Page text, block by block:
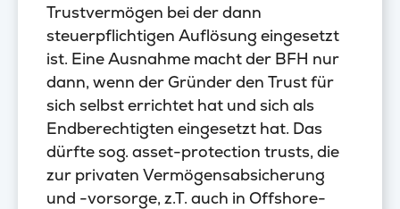
Trustvermögen bei der dann
steuerpflichtigen Auflösung eingesetzt
ist. Eine Ausnahme macht der BFH nur
dann, wenn der Gründer den Trust für
sich selbst errichtet hat und sich als
Endberechtigten eingesetzt hat. Das
dürfte sog. asset-protection trusts, die
zur privaten Vermögensabsicherung
und -vorsorge, z.T. auch in Offshore-